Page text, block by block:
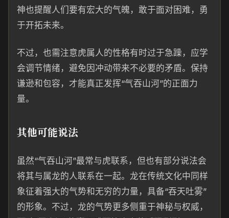
神也提醒人们要有宏大的气魄，敢于面对困难，勇
于开拓未来。
不过，也需注意虎属人的性格有时过于急躁，应学
会调节情绪，避免因冲动带来不必要的矛盾。保持
谦逊和包容，才能真正发挥“气吞山河”的正面力
量。
其他可能说法
虽然“气吞山河”最常与虎联系，但也有部分说法会
将其与属龙的人联系在一起。龙在传统文化中同样
象征着强大的气势和无穷的力量，具备“吞天吐雾”
的形象。不过，龙的气势更多侧重于神秘与权威，